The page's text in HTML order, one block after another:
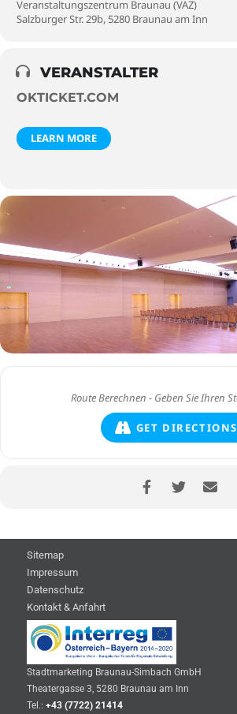
Veranstaltungszentrum Braunau (VAZ)
Salzburger Str. 29b, 5280 Braunau am Inn
VERANSTALTER
OKTICKET.COM
LEARN MORE
GET DIRECTIONS
Sitemap
Impressum
Datenschutz
Kontakt & Anfahrt
Stadtmarketing Braunau-Simbach GmbH
Theatergasse 3, 5280 Braunau am Inn
Tel.: +43 (7722) 21414